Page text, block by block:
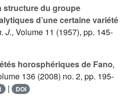
structure du groupe
d’une certaine variété
J., Volume 11 (1957), pp. 145-
horosphériques de Fano,
136 (2008) no. 2, pp. 195-
| DOI